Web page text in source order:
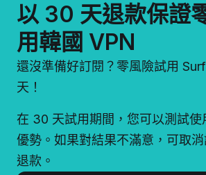
以 30 天退款保證
用韓國 VPN
還沒準備好訂閱？零風險試用
天！
在 30 天試用期間，您可以測試使
優勢。如果對結果不滿意，可取
退款。